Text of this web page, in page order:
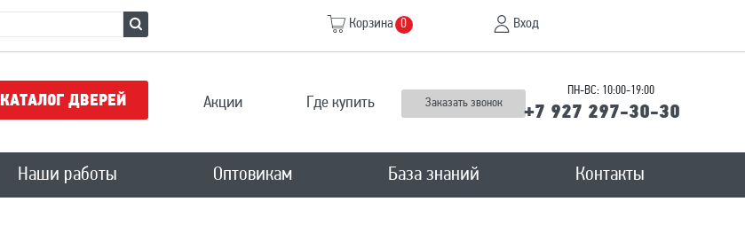
Корзина 0 Вход
КАТАЛОГ ДВЕРЕЙ Акции Где купить Заказать звонок
ПН-ВС: 10:00-19:00
+7 927 297-30-30
Наши работы Оптовикам База знаний Контакты